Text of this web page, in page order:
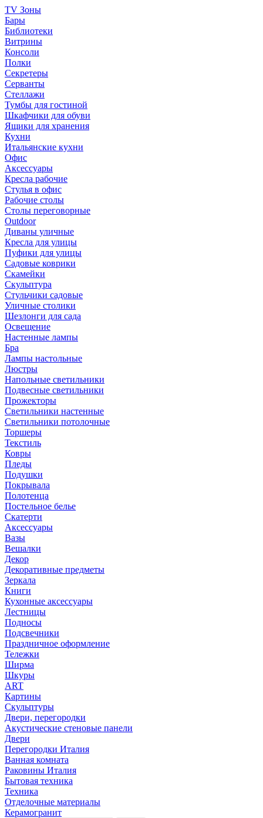
TV Зоны
Бары
Библиотеки
Витрины
Консоли
Полки
Секретеры
Серванты
Стеллажи
Тумбы для гостиной
Шкафчики для обуви
Ящики для хранения
Кухни
Итальянские кухни
Офис
Аксессуары
Кресла рабочие
Стулья в офис
Рабочие столы
Столы переговорные
Outdoor
Диваны уличные
Кресла для улицы
Пуфики для улицы
Садовые коврики
Скамейки
Скульптура
Стульчики садовые
Уличные столики
Шезлонги для сада
Освещение
Hастенные лампы
Бра
Лампы настольные
Люстры
Напольные светильники
Подвесные светильники
Прожекторы
Светильники настенные
Светильники потолочные
Торшеры
Текстиль
Ковры
Пледы
Подушки
Покрывала
Полотенца
Постельное белье
Скатерти
Аксессуары
Вазы
Вешалки
Декор
Декоративные предметы
Зеркала
Книги
Кухонные аксессуары
Лестницы
Подносы
Подсвечники
Праздничное оформление
Тележки
Ширма
Шкуры
ART
Картины
Скульптуры
Двери, перегородки
Акустические стеновые панели
Двери
Перегородки Италия
Ванная комната
Раковины Италия
Бытовая техника
Техника
Отделочные материалы
Керамогранит